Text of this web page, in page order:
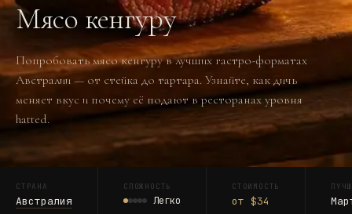
Мясо кенгуру
Попробовать мясо кенгуру в лучших гастро-форматах
Австралии — от стейка до тартара. Узнайте, как дичь
меняет вкус и почему её подают в ресторанах уровня
hatted.
СТРАНА
Австралия
СЛОЖНОСТЬ
Легко
СТОИМОСТЬ
от $34